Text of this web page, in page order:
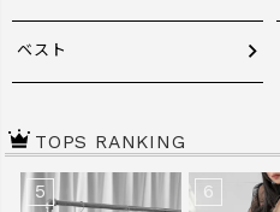
商品タイプ
ベスト
TOPS RANKING
5 6